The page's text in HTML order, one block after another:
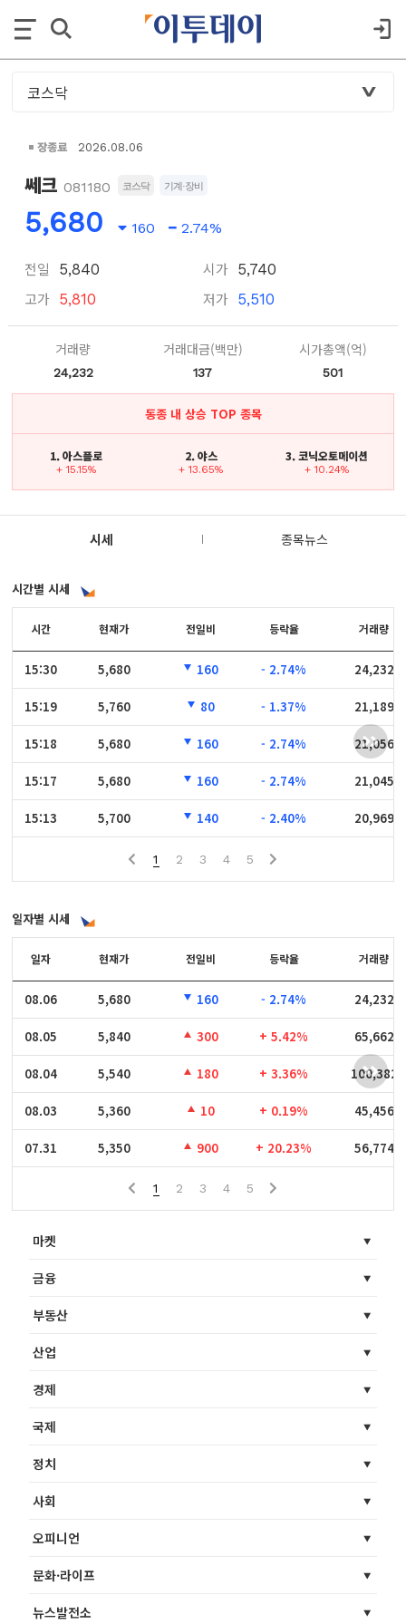
장종료 2026.08.06
쎄크 081180 코스닥 기계·장비
5,680 160 2.74%
전일 5,840
고가 5,810
시가 5,740
저가 5,510
거래량
24,232
거래대금(백만)
137
시가총액(억)
501
동종 내 상승 TOP 종목
1. 아스플로
+ 15.15%
2. 야스
+ 13.65%
3. 코닉오토메이션
+ 10.24%
시세 종목뉴스
시간별 시세
시간
15:30
15:19
15:18
15:17
15:13
시간 현재가 전일비 등락율 거래량
15:30 5,680 160 - 2.74% 24,232
15:19 5,760 80 - 1.37% 21,189
15:18 5,680 160 - 2.74% 21,056
15:17 5,680 160 - 2.74% 21,045
15:13 5,700 140 - 2.40% 20,969
1 2 3 4 5
일자별 시세
일자
08.06
08.05
08.04
08.03
07.31
일자 현재가 전일비 등락율 거래량
08.06 5,680 160 - 2.74% 24,232
08.05 5,840 300 + 5.42% 65,662
08.04 5,540 180 + 3.36% 100,382
08.03 5,360 10 + 0.19% 45,456
07.31 5,350 900 + 20.23% 56,774
1 2 3 4 5
마켓
금융
부동산
산업
경제
국제
정치
사회
오피니언
문화·라이프
뉴스발전소